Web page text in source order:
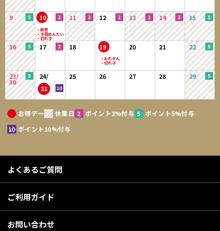
9 10 11 12 13 14 15
16 17 18 19 20 21 22
23/
30
24/
31
25 26 27 28 29
お得デー 休業日 ポイント2%付与
ポイント5%付与
ポイント10%付与
よくあるご質問
ご利用ガイド
お問い合わせ